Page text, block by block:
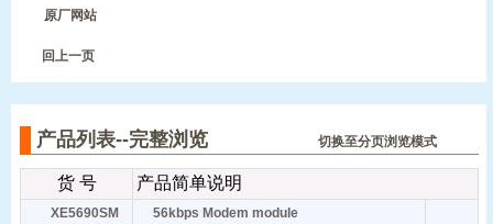
原厂网站
回上一页
产品列表--完整浏览 切换至分页浏览模式
货 号 产品简单说明
XE5690SM 56kbps Modem module